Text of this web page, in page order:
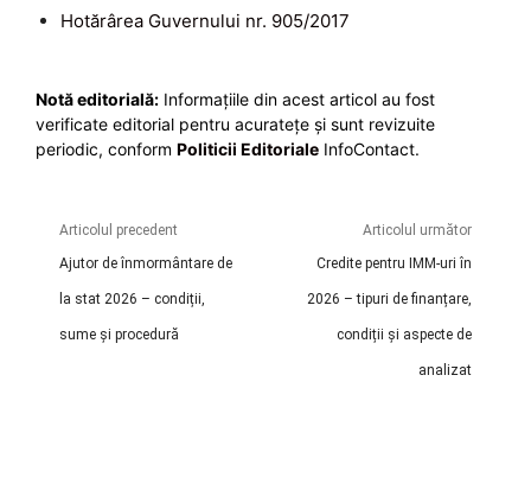
Hotărârea Guvernului nr. 905/2017
Notă editorială: Informațiile din acest articol au fost
verificate editorial pentru acuratețe și sunt revizuite
periodic, conform Politicii Editoriale InfoContact.
Articolul precedent
Ajutor de înmormântare de
la stat 2026 – condiții,
sume și procedură
Articolul următor
Credite pentru IMM-uri în
2026 – tipuri de finanțare,
condiții și aspecte de
analizat